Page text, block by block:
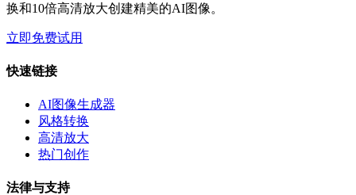
换和10倍高清放大创建精美的AI图像。
立即免费试用
快速链接
AI图像生成器
风格转换
高清放大
热门创作
法律与支持